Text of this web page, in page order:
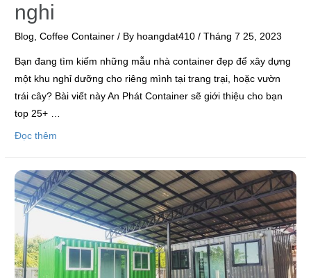
nghi
Blog,Coffee Container / By hoangdat410 /Tháng 7 25, 2023
Bạn đang tìm kiếm những mẫu nhà container đẹp để xây dựng
một khu nghỉ dưỡng cho riêng mình tại trang trại, hoặc vườn
trái cây? Bài viết này An Phát Container sẽ giới thiệu cho bạn
top 25+ …
Đọc thêm